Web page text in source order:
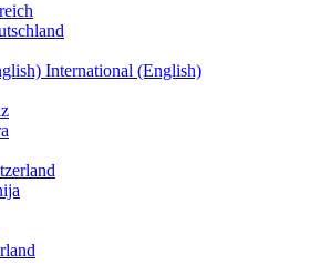
International (English)